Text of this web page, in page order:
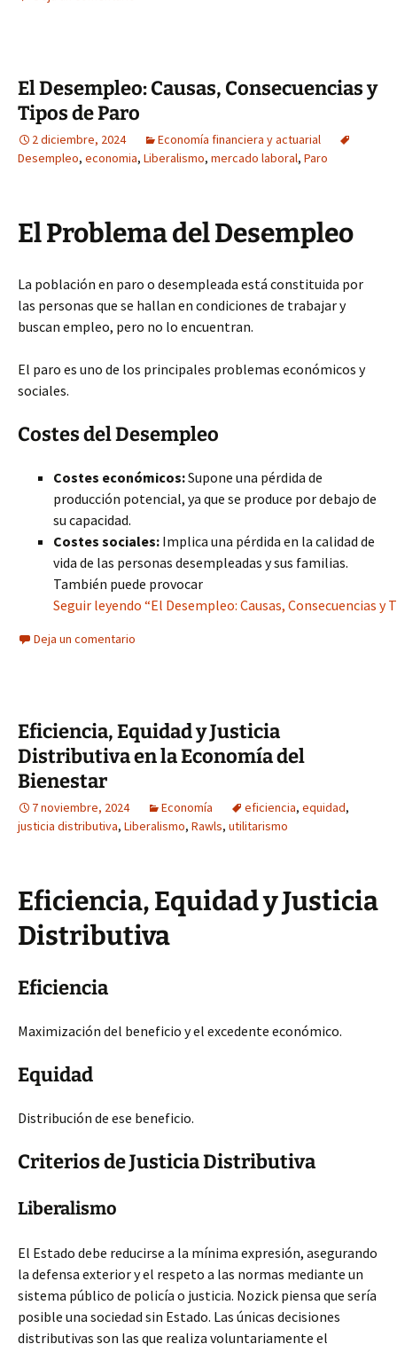
El Desempleo: Causas, Consecuencias y
Tipos de Paro
2 diciembre, 2024
Economía financiera y actuarial
Desempleo, economia, Liberalismo, mercado laboral, Paro
El Problema del Desempleo
La población en paro o desempleada está constituida por
las personas que se hallan en condiciones de trabajar y
buscan empleo, pero no lo encuentran.
El paro es uno de los principales problemas económicos y
sociales.
Costes del Desempleo
Costes económicos:Supone una pérdida de
producción potencial, ya que se produce por debajo de
su capacidad.
Costes sociales: Implica una pérdida en la calidad de
vida de las personas desempleadas y sus familias.
También puede provocar
Seguir leyendo “El Desempleo: Causas, Consecuencias y
Deja un comentario
Eficiencia, Equidad y Justicia
Distributiva en la Economía del
Bienestar
7 noviembre, 2024 Economía eficiencia, equidad,
justicia distributiva, Liberalismo, Rawls, utilitarismo
Eficiencia, Equidad y Justicia
Distributiva
Eficiencia
Maximización del beneficio y el excedente económico.
Equidad
Distribución de ese beneficio.
Criterios de Justicia Distributiva
Liberalismo
El Estado debe reducirse a la mínima expresión, asegurando
la defensa exterior y el respeto a las normas mediante un
sistema público de policía o justicia. Nozick piensa que sería
posible una sociedad sin Estado. Las únicas decisiones
distributivas son las que realiza voluntariamente el